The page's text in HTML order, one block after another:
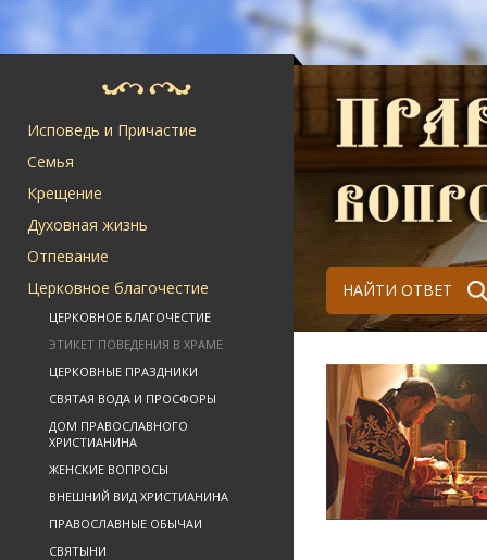
Исповедь и Причастие
Семья
Крещение
Духовная жизнь
Отпевание
Церковное благочестие
ЦЕРКОВНОЕ БЛАГОЧЕСТИЕ
ЭТИКЕТ ПОВЕДЕНИЯ В ХРАМЕ
ЦЕРКОВНЫЕ ПРАЗДНИКИ
СВЯТАЯ ВОДА И ПРОСФОРЫ
ДОМ ПРАВОСЛАВНОГО
ХРИСТИАНИНА
ЖЕНСКИЕ ВОПРОСЫ
ВНЕШНИЙ ВИД ХРИСТИАНИНА
ПРАВОСЛАВНЫЕ ОБЫЧАИ
СВЯТЫНИ
НАЙТИ ОТВЕТ